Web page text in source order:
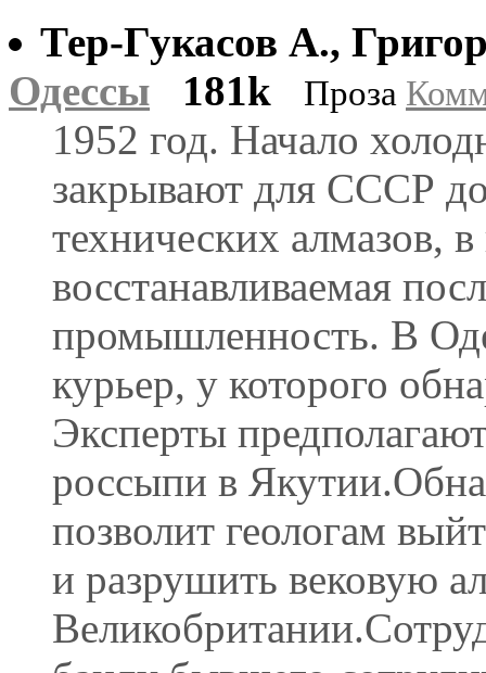
Тер-Гукасов А.,
Одессы
181k Проза
1952 год. Начало
закрывают для СССР
технических алмазов,
восстанавливаемая
промышленность. В
курьер, у которого
Эксперты
россыпи в
позволит геологам
и разрушить вековую